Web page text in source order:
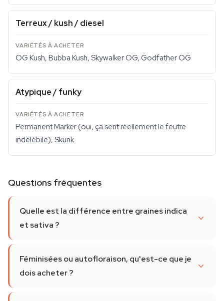
Terreux / kush / diesel
OG Kush, Bubba Kush, Skywalker OG, Godfather OG
Atypique / funky
Permanent Marker (oui, ça sent réellement le feutre
indélébile), Skunk
Questions fréquentes
Quelle est la différence entre graines indica
et sativa ?
Féminisées ou autofloraison, qu'est-ce que je
dois acheter ?